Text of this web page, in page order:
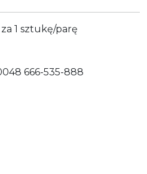
1 sztukę/parę
666-535-888